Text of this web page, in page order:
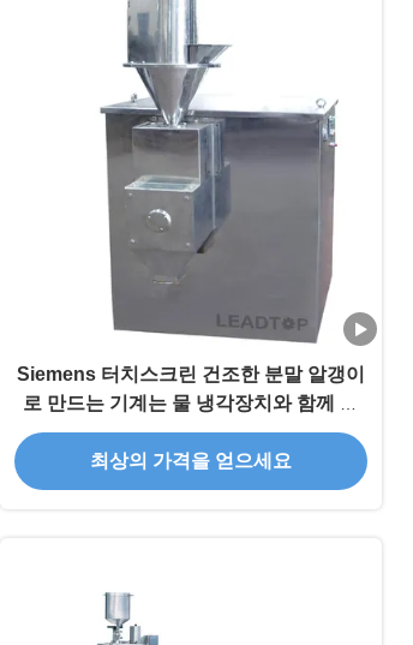
Siemens 터치스크린 건조한 분말 알갱이
로 만드는 기계는 물 냉각장치와 함께 옵
니다
최상의 가격을 얻으세요